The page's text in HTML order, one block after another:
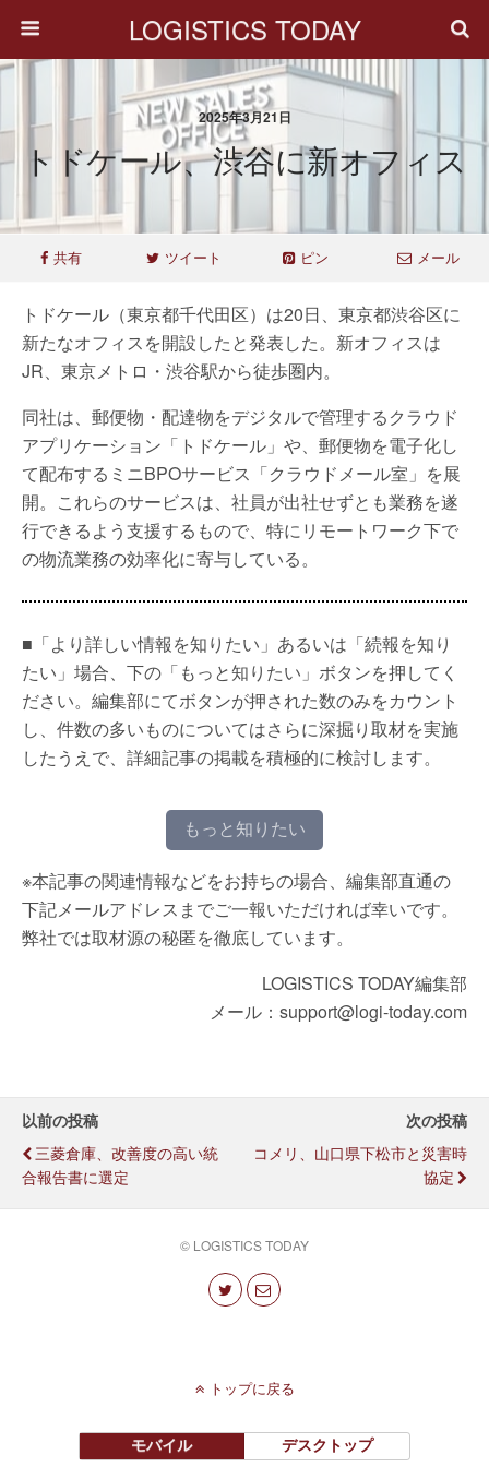
LOGISTICS TODAY
2025年3月21日
トドケール、渋谷に新オフィス
共有 ツイート ピン メール
トドケール（東京都千代田区）は20日、東京都渋谷区に
新たなオフィスを開設したと発表した。新オフィスは
JR、東京メトロ・渋谷駅から徒歩圏内。
同社は、郵便物・配達物をデジタルで管理するクラウド
アプリケーション「トドケール」や、郵便物を電子化し
て配布するミニBPOサービス「クラウドメール室」を展
開。これらのサービスは、社員が出社せずとも業務を遂
行できるよう支援するもので、特にリモートワーク下で
の物流業務の効率化に寄与している。
■「より詳しい情報を知りたい」あるいは「続報を知り
たい」場合、下の「もっと知りたい」ボタンを押してく
ださい。編集部にてボタンが押された数のみをカウント
し、件数の多いものについてはさらに深掘り取材を実施
したうえで、詳細記事の掲載を積極的に検討します。
もっと知りたい
※本記事の関連情報などをお持ちの場合、編集部直通の
下記メールアドレスまでご一報いただければ幸いです。
弊社では取材源の秘匿を徹底しています。
LOGISTICS TODAY編集部
メール：support@logi-today.com
以前の投稿
三菱倉庫、改善度の高い統
合報告書に選定
次の投稿
コメリ、山口県下松市と災害時
協定
© LOGISTICS TODAY
トップに戻る
モバイル デスクトップ